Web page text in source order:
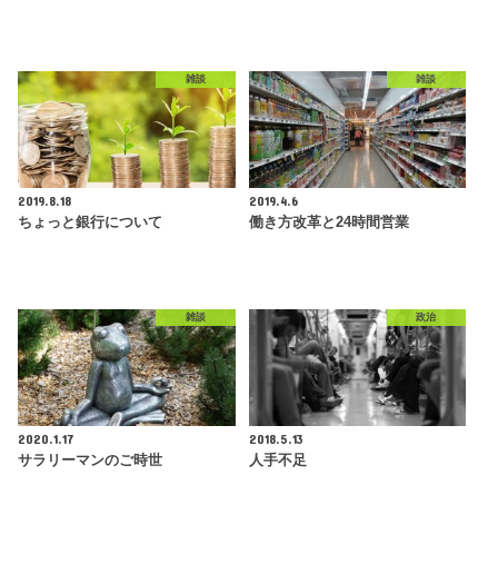
雑談
2019.8.18
ちょっと銀行について
雑談
2019.4.6
働き方改革と24時間営業
雑談
2020.1.17
サラリーマンのご時世
政治
2018.5.13
人手不足